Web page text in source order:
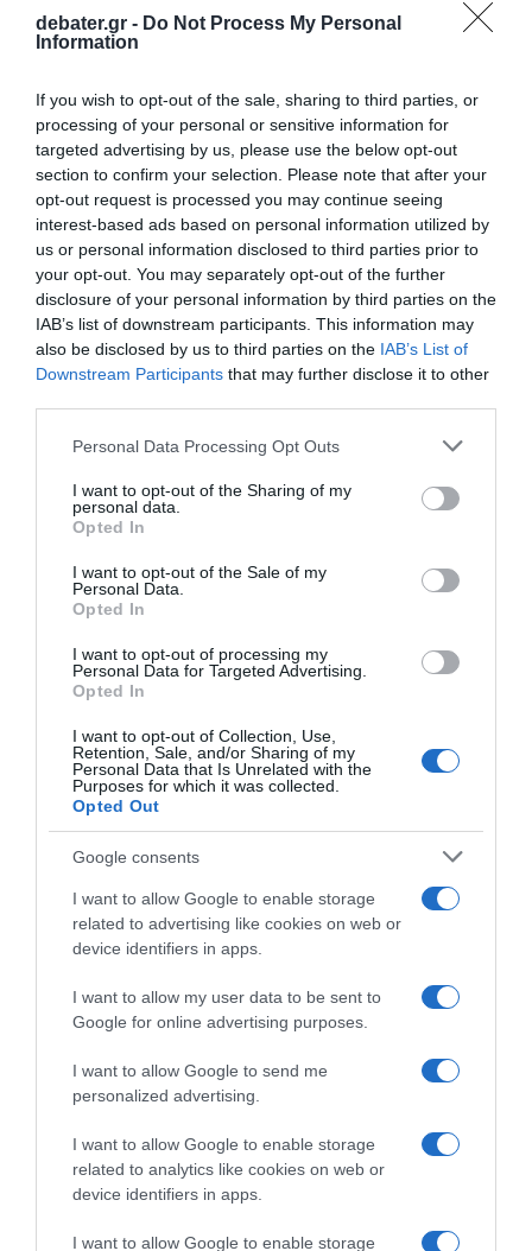
debater.gr - Do Not Process My Personal
Information
If you wish to opt-out of the sale, sharing to third parties, or
processing of your personal or sensitive information for
targeted advertising by us, please use the below opt-out
section to confirm your selection. Please note that after your
opt-out request is processed you may continue seeing
interest-based ads based on personal information utilized by
us or personal information disclosed to third parties prior to
your opt-out. You may separately opt-out of the further
disclosure of your personal information by third parties on the
IAB’s list of downstream participants. This information may
also be disclosed by us to third parties on the IAB’s List of
Downstream Participants that may further disclose it to other
Please note that this website/app uses one or more Google
not limited to your visit or usage behaviour. You may click to
grant or deny consent to Google and its third-party tags to
use your data for below specified purposes in below Google
consent section.
Personal Data Processing Opt Outs
I want to opt-out of the Sharing of my
personal data.
Opted In
I want to opt-out of the Sale of my
Personal Data.
Opted In
I want to opt-out of processing my
Personal Data for Targeted Advertising.
Opted In
I want to opt-out of Collection, Use,
Retention, Sale, and/or Sharing of my
Personal Data that Is Unrelated with the
Purposes for which it was collected.
Opted Out
Google consents
I want to allow Google to enable storage
related to advertising like cookies on web or
device identifiers in apps.
I want to allow my user data to be sent to
Google for online advertising purposes.
I want to allow Google to send me
personalized advertising.
I want to allow Google to enable storage
related to analytics like cookies on web or
device identifiers in apps.
I want to allow Google to enable storage
Δείτε τις προσπάθειες χελώνας να
γεννήσει σε παραλία της Ρόδου – Η
προειδοποίηση των κατοίκων (βίντεο)
Τροχαίο στον Κηφισό – Καθυστερήσεις
στο ρεύμα προς Πειραιά
Μητσοτάκης: “Η ενίσχυση της
παραγωγικής βάσης στρατηγική
προτεραιότητα για μία πιο ανταγωνιστική,
“Ελευθέριος Βενιζέλος”: Συνελήφθη
37χρονος με 4 μαχαίρια και δύο ψαλίδια
κλαδέματος
Ακολούθησε το debater.gr στο
ΕΥΒΟΙΑ ΣΕΙΣΜΟΙ
ΣΕΙΣΜΟΣ
ΣΕΙΣΜΟΣ ΣΤΗΝ ΕΥΒΟΙΑ
ΣΧΟΛΙΑ